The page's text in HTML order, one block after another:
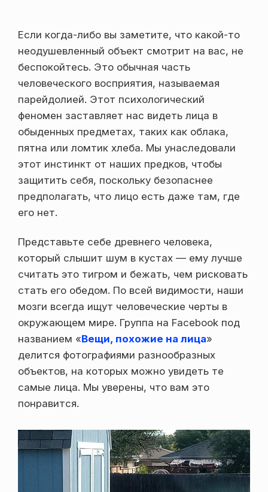
Если когда-либо вы заметите, что какой-то
неодушевленный объект смотрит на вас, не
беспокойтесь. Это обычная часть
человеческого восприятия, называемая
парейдолией. Этот психологический
феномен заставляет нас видеть лица в
обыденных предметах, таких как облака,
пятна или ломтик хлеба. Мы унаследовали
этот инстинкт от наших предков, чтобы
защитить себя, поскольку безопаснее
предполагать, что лицо есть даже там, где
его нет.
Представьте себе древнего человека,
который слышит шум в кустах — ему лучше
считать это тигром и бежать, чем рисковать
стать его обедом. По всей видимости, наши
мозги всегда ищут человеческие черты в
окружающем мире. Группа на Facebook под
названием «Вещи, похожие на лица»
делится фотографиями разнообразных
объектов, на которых можно увидеть те
самые лица. Мы уверены, что вам это
понравится.